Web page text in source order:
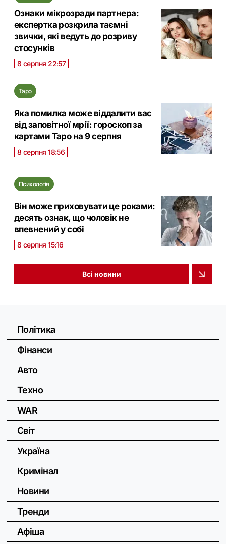
Ознаки мікрозради партнера:
експертка розкрила таємні
звички, які ведуть до розриву
стосунків
8 серпня 22:57
Таро
Яка помилка може віддалити вас
від заповітної мрії: гороскоп за
картами Таро на 9 серпня
8 серпня 18:56
Психологія
Він може приховувати це роками:
десять ознак, що чоловік не
впевнений у собі
8 серпня 15:16
Всі новини
Політика
Фінанси
Авто
Техно
WAR
Світ
Україна
Кримінал
Новини
Тренди
Афіша